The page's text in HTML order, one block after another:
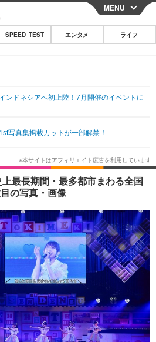
CLOSE
その他
映画・ドラマ
韓国・芸能
スポーツ
その他
グルメ
ショッピング
MENU
SPEED TEST エンタメ ライフ
ンドネシアへ初上陸！7月開催のイベントに
写真集掲載カットが一部解禁！
最長期間・最多都市まわる全国
の写真・画像